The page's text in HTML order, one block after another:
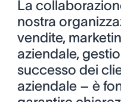
La
nostra
vendite,
aziendale,
successo dei
aziendale – è